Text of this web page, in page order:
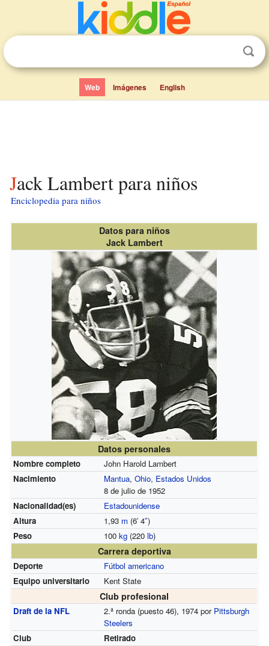
Web Imágenes English
Jack Lambert para niños
Enciclopedia para niños
Datos para niños
Jack Lambert
Datos personales
Nombre completo
John Harold Lambert
Nacimiento
Mantua, Ohio, Estados Unidos
8 de julio de 1952
Nacionalidad(es)
Estadounidense
Altura
1,93 m (6′4″)
Peso
100 kg(220 lb)
Carrera deportiva
Deporte
Fútbol americano
Equipo universitario
Kent State
Club profesional
Draft de la NFL 2.ª ronda (puesto 46), 1974 por Pittsburgh
Steelers
Club
Retirado